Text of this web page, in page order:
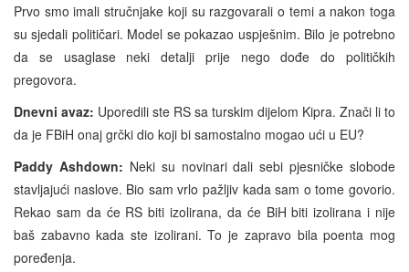
Prvo smo imali stručnjake koji su razgovarali o temi a nakon toga
su sjedali političari. Model se pokazao uspješnim. Bilo je potrebno
da se usaglase neki detalji prije nego dođe do političkih
pregovora.
Dnevni avaz: Uporedili ste RS sa turskim dijelom Kipra. Znači li to
da je FBiH onaj grčki dio koji bi samostalno mogao ući u EU?
Paddy Ashdown: Neki su novinari dali sebi pjesničke slobode
stavljajući naslove. Bio sam vrlo pažljiv kada sam o tome govorio.
Rekao sam da će RS biti izolirana, da će BiH biti izolirana i nije
baš zabavno kada ste izolirani. To je zapravo bila poenta mog
poređenja.